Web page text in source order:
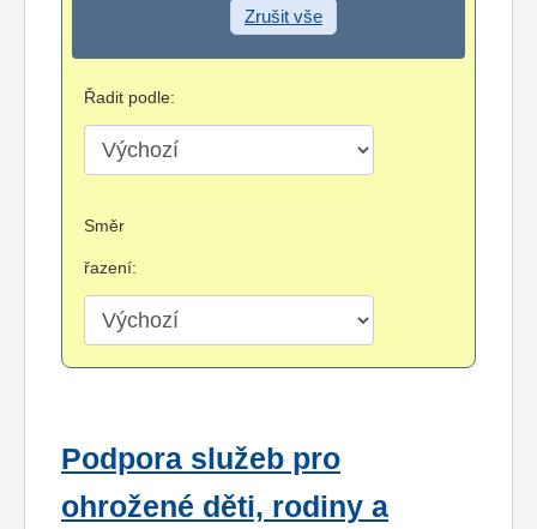
Zrušit vše
Řadit podle:
Směr
řazení:
Podpora služeb pro
ohrožené děti, rodiny a